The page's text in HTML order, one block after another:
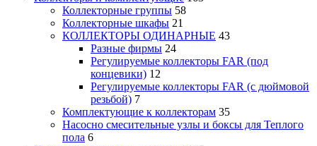
Коллекторные группы 58
Коллекторные шкафы 21
КОЛЛЕКТОРЫ ОДИНАРНЫЕ 43
Разные фирмы 24
Регулируемые коллекторы FAR (под
концевики) 12
Регулируемые коллекторы FAR (с дюймовой
резьбой) 7
Комплектующие к коллекторам 35
Насосно смесительные узлы и боксы для Теплого
пола 6